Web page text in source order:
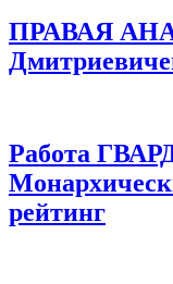
ПРАВАЯ
Работа
рейтинг